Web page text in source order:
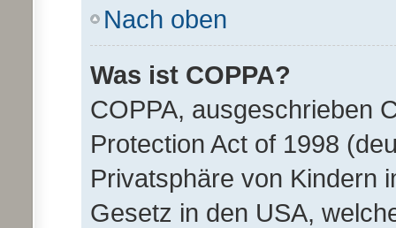
Nach oben
Was ist COPPA?
COPPA, ausgeschrieben
Protection Act of 1998
Privatsphäre von Kindern
Gesetz in den USA,